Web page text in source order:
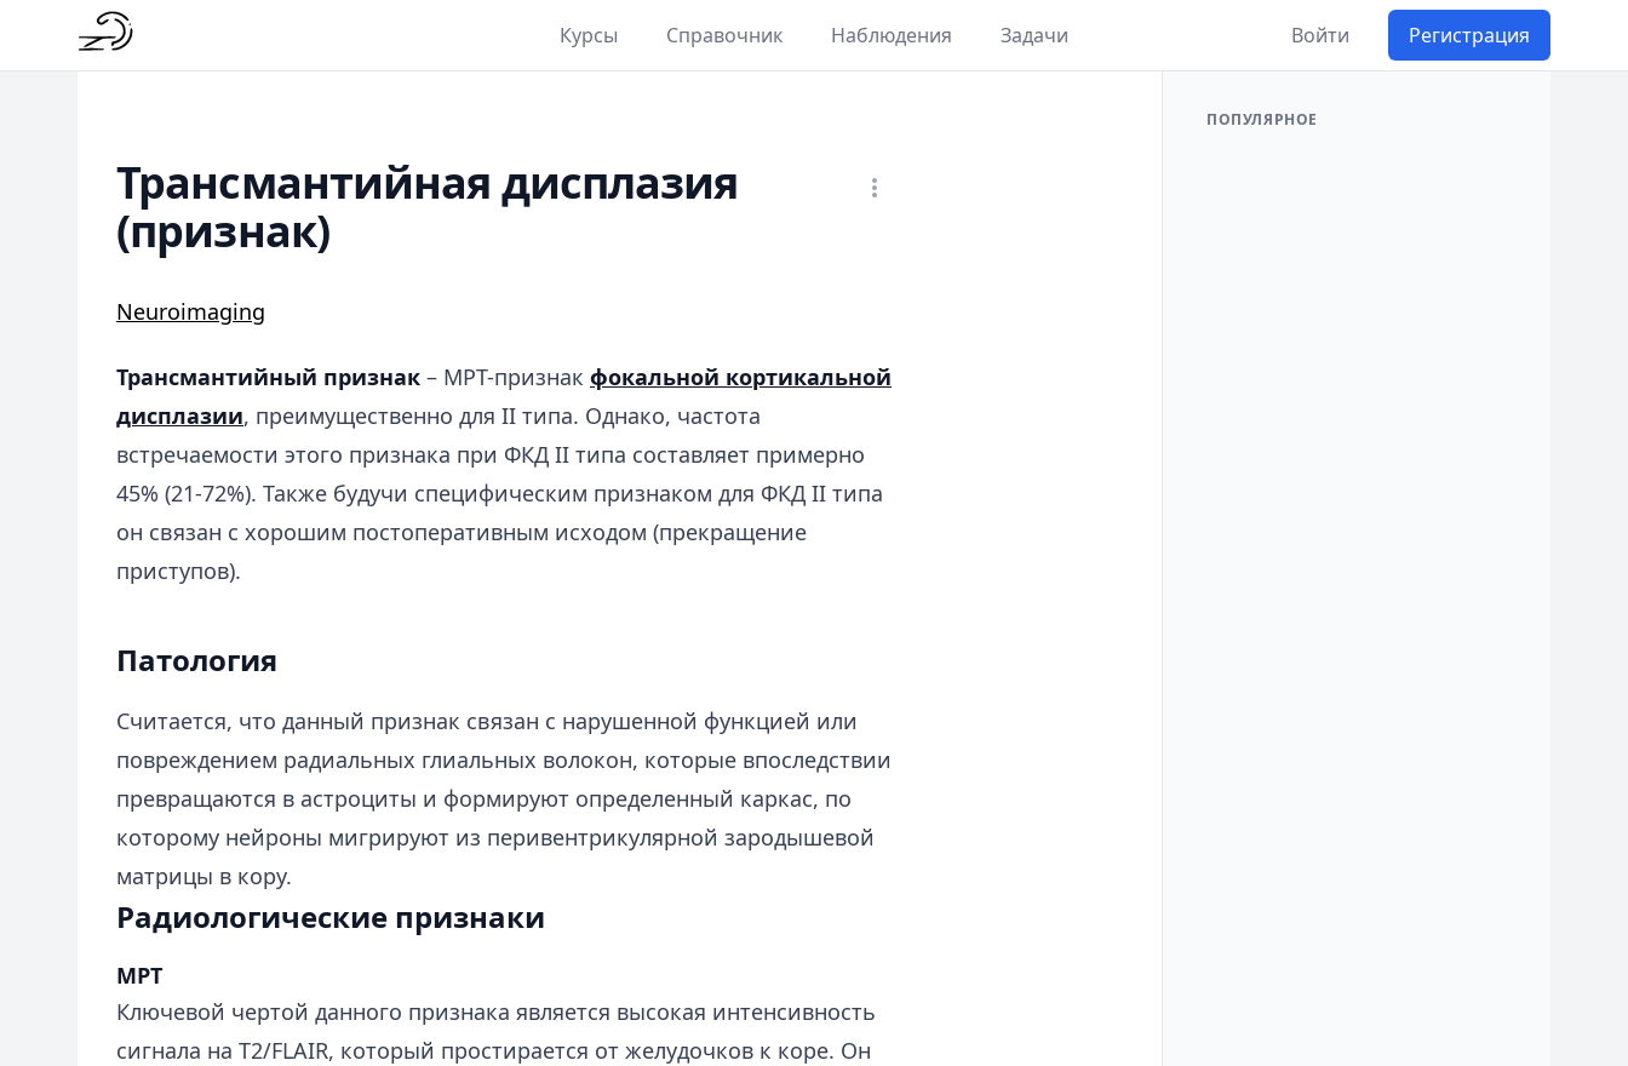
Курсы Справочник Наблюдения Задачи Войти Регистрация
Трансмантийная дисплазия
(признак)
Neuroimaging
Трансмантийный признак – МРТ-признак фокальной кортикальной
дисплазии, преимущественно для II типа. Однако, частота
встречаемости этого признака при ФКД II типа составляет примерно
45% (21-72%). Также будучи специфическим признаком для ФКД II типа
он связан с хорошим постоперативным исходом (прекращение
приступов).
Патология
Считается, что данный признак связан с нарушенной функцией или
повреждением радиальных глиальных волокон, которые впоследствии
превращаются в астроциты и формируют определенный каркас, по
которому нейроны мигрируют из перивентрикулярной зародышевой
матрицы в кору.
Радиологические признаки
МРТ
Ключевой чертой данного признака является высокая интенсивность
сигнала на T2/FLAIR, который простирается от желудочков к коре. Он
ПОПУЛЯРНОЕ